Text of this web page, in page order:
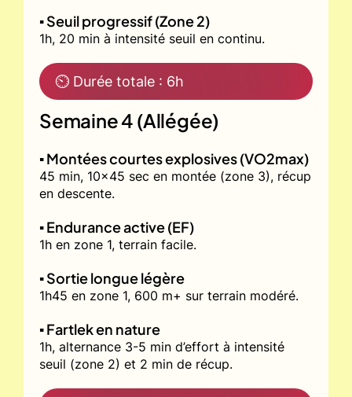
▪️ Seuil progressif (Zone 2)
1h, 20 min à intensité seuil en continu.
⏲ Durée totale : 6h
Semaine 4 (Allégée)
▪️ Montées courtes explosives (VO2max)
45 min, 10x45 sec en montée (zone 3), récup
en descente.
▪️ Endurance active (EF)
1h en zone 1, terrain facile.
▪️ Sortie longue légère
1h45 en zone 1, 600 m+ sur terrain modéré.
▪️ Fartlek en nature
1h, alternance 3-5 min d’effort à intensité
seuil (zone 2) et 2 min de récup.